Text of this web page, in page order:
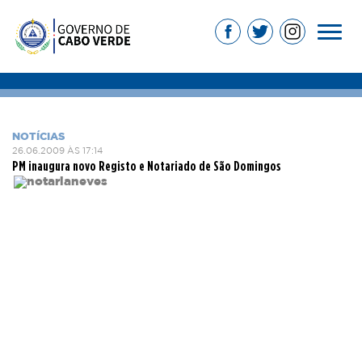
NOTÍCIAS
26.06.2009 ÀS 17:14
PM inaugura novo Registo e Notariado de São Domingos